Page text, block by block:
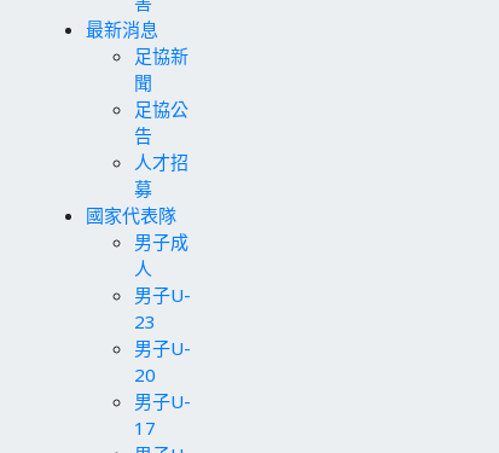
最新消息
足協新
聞
足協公
告
人才招
募
國家代表隊
男子成
人
男子U-
23
男子U-
20
男子U-
17